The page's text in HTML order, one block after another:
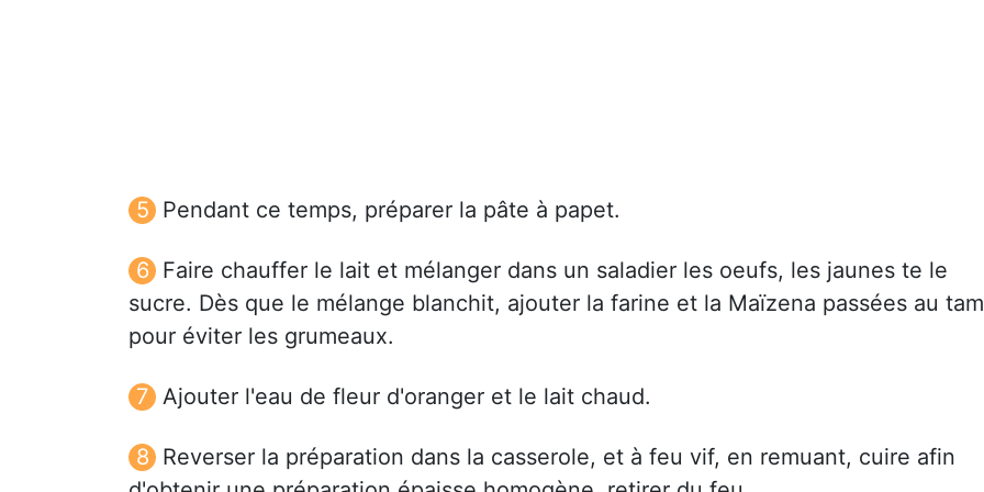
Pendant ce temps, préparer la pâte à papet.
Faire chauffer le lait et mélanger dans un saladier les oeufs, les jaunes te le
sucre. Dès que le mélange blanchit, ajouter la farine et la Maïzena passées au
pour éviter les grumeaux.
Ajouter l'eau de fleur d'oranger et le lait chaud.
Reverser la préparation dans la casserole, et à feu vif, en remuant, cuire afin